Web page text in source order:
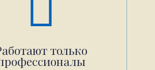
только